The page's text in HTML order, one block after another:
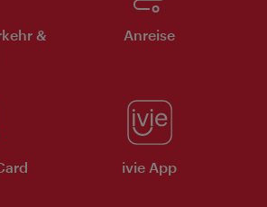
&
Anreise
ivie App